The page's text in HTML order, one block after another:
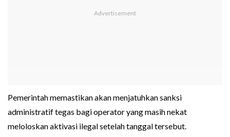
Pemerintah memastikan akan menjatuhkan sanksi
administratif tegas bagi operator yang masih nekat
meloloskan aktivasi ilegal setelah tanggal tersebut.